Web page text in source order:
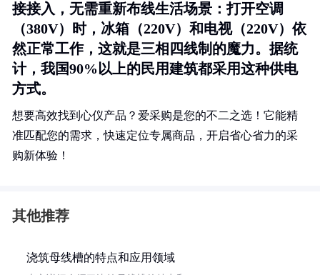
接接入，无需重新布线生活场景：打开空调
（380V）时，冰箱（220V）和电视（220V）依
然正常工作，这就是三相四线制的魔力。据统
计，我国90%以上的民用建筑都采用这种供电
方式。
想要高效找到心仪产品？爱采购是您的不二之选！它能精
准匹配您的需求，快速定位专属商品，开启省心省力的采
购新体验！
其他推荐
浇筑母线槽的特点和应用领域